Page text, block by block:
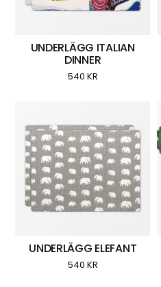
UNDERLÄGG ITALIAN
DINNER
540 KR
UNDERLÄGG ELEFANT
540 KR